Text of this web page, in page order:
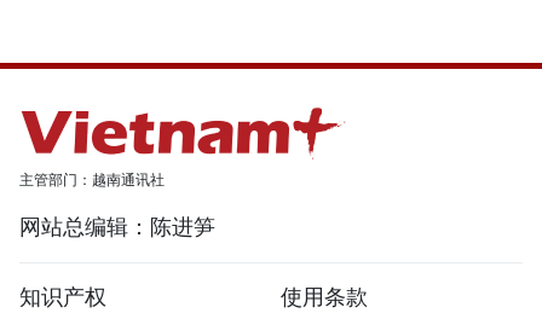
主管部门：越南通讯社
网站总编辑：陈进笋
知识产权
使用条款